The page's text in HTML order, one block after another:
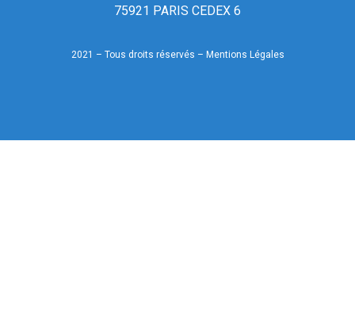
75921 PARIS CEDEX 6
2021 – Tous droits réservés – Mentions Légales